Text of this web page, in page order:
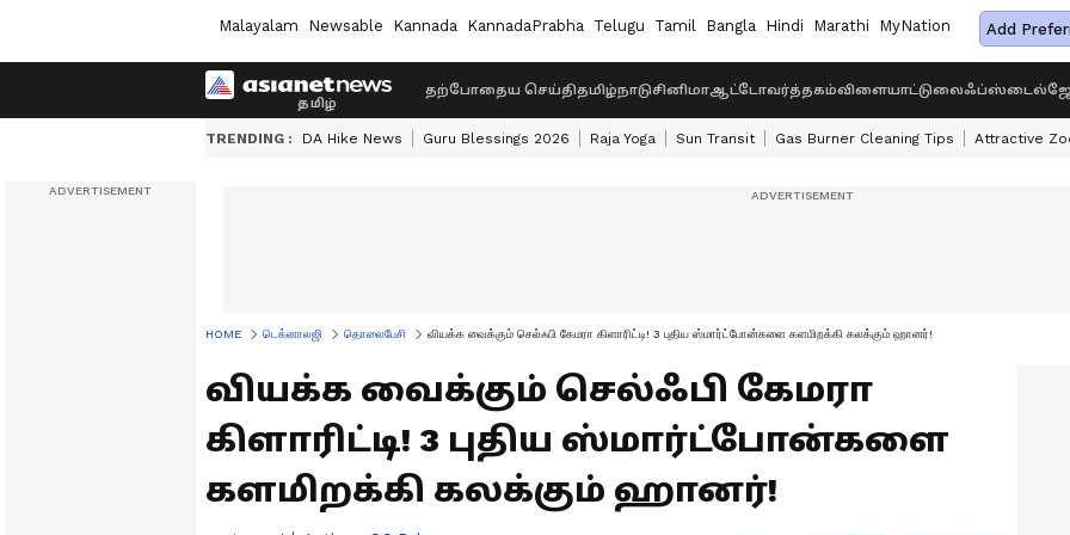
Malayalam Newsable Kannada KannadaPrabha Telugu Tamil Bangla Hindi Marathi MyNation Add
தற்போதைய செய்திதமிழ்நாடுசினிமாஆட்டோவர்த்தகம்விளையாட்டுலைஃப்ஸ்டைல்
TRENDING : DA Hike News Guru Blessings 2026 Raja Yoga Sun Transit Gas Burner Cleaning Tips Attractive
HOME டெக்னாலஜி தொலைபேசி வியக்க வைக்கும் செல்ஃபி கேமரா கிளாரிட்டி! 3 புதிய ஸ்மார்ட்போன்களை களமிறக்கி கலக்கும் ஹானர்!
வியக்க வைக்கும் செல்ஃபி கேமரா
கிளாரிட்டி! 3 புதிய ஸ்மார்ட்போன்களை
களமிறக்கி கலக்கும் ஹானர்!